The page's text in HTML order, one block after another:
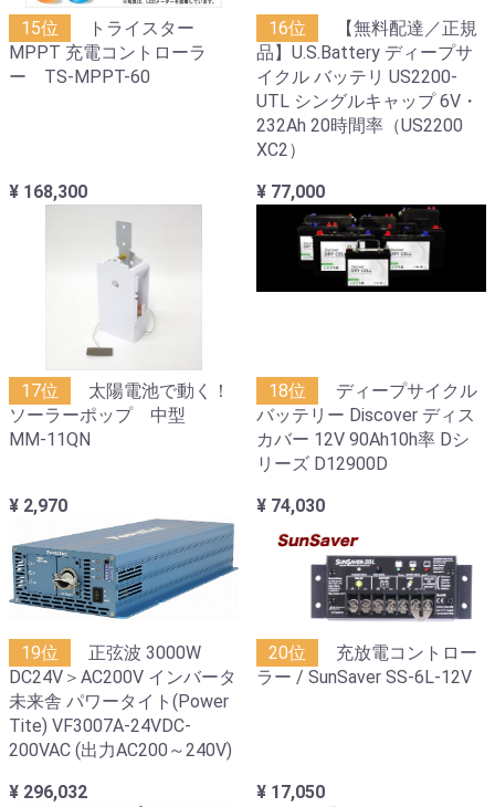
15位
トライスター
MPPT 充電コントローラ
ー TS-MPPT-60
¥ 168,300
16位
【無料配達／正規
品】U.S.Battery ディープサ
イクル バッテリ US2200-
UTL シングルキャップ 6V・
232Ah 20時間率（US2200
XC2）
¥ 77,000
17位
太陽電池で動く！
ソーラーポップ 中型
MM-11QN
¥ 2,970
18位
ディープサイクル
バッテリー Discover ディス
カバー 12V 90Ah10h率 Dシ
リーズ D12900D
¥ 74,030
19位
正弦波 3000W
DC24V＞AC200V インバータ
未来舎 パワータイト(Power
Tite) VF3007A-24VDC-
200VAC (出力AC200～240V)
¥ 296,032
20位
充放電コントロー
ラー / SunSaver SS-6L-12V
¥ 17,050